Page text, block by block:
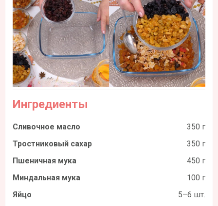
Ингредиенты
Сливочное масло
350 г
Тростниковый сахар
350 г
Пшеничная мука
450 г
Миндальная мука
100 г
Яйцо
5–6 шт.